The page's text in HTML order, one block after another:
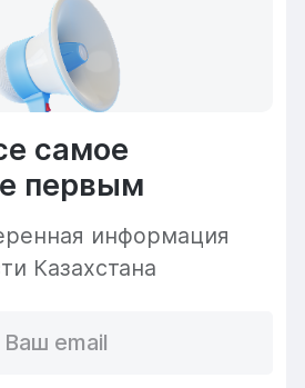
самое
первым
информация
Казахстана